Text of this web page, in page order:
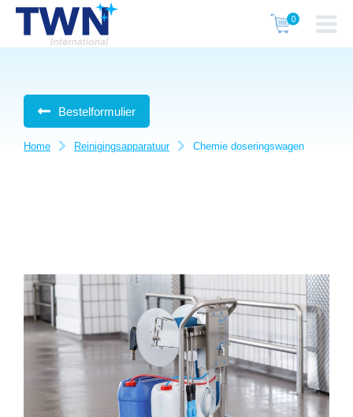
Bestelformulier
Je bent hier:
Home Reinigingsapparatuur Chemie doseringswagen